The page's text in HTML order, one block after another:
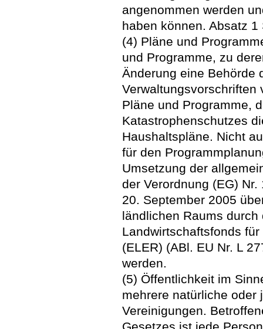
angenommen werden
haben können. Absatz
(4) Pläne und
und Programme, zu
Änderung eine Behörde
Verwaltungsvorschriften
Pläne und Programme,
Katastrophenschutzes
Haushaltspläne. Nicht
für den
Umsetzung der
der Verordnung (EG)
20. September 2005
ländlichen Raums
Landwirtschaftsfonds
(ELER) (ABl. EU Nr. L
werden.
(5) Öffentlichkeit im
mehrere natürliche oder
Vereinigungen.
Gesetzes ist jede